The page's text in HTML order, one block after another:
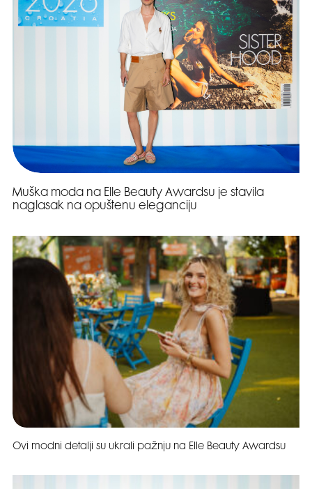
Muška moda na Elle Beauty Awardsu je stavila
naglasak na opuštenu eleganciju
Ovi modni detalji su ukrali pažnju na Elle Beauty Awardsu